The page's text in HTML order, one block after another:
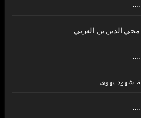
الدين بن العربي
شهود يهوى